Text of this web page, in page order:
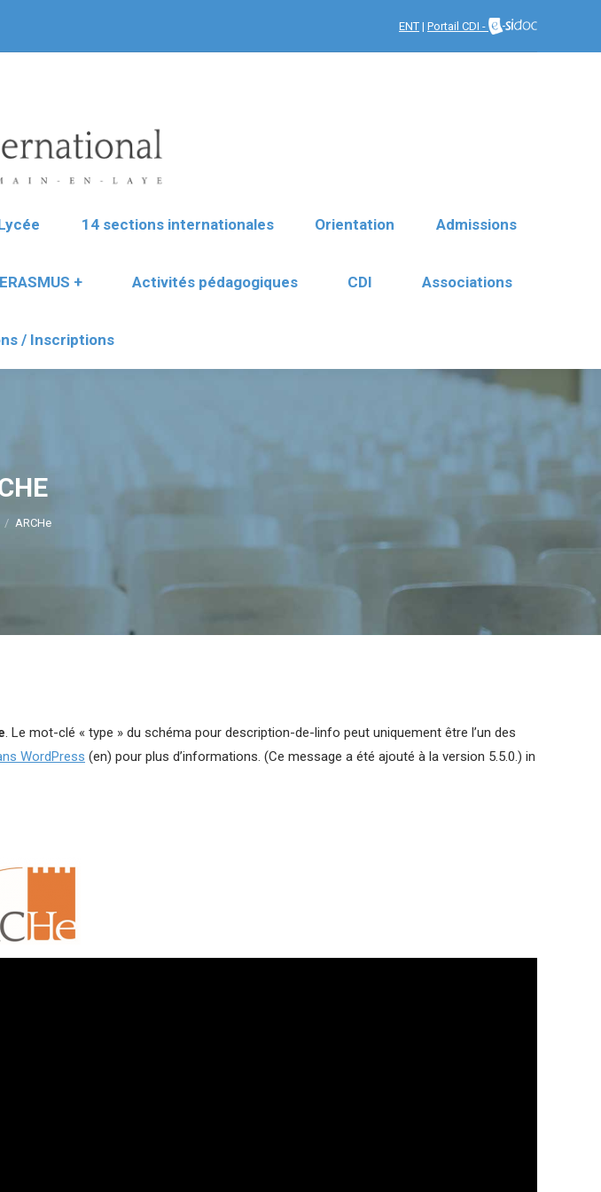
ENT | Portail CDI -
14 sections internationales Orientation Admissions
ERASMUS + Activités pédagogiques CDI Associations
/ Inscriptions
ici :
ARCHe
. Le mot-clé « type » du schéma pour description-de-linfo peut uniquement être l’un des
WordPress (en) pour plus d’informations. (Ce message a été ajouté à la version 5.5.0.) in
Admissions
/ Inscriptions